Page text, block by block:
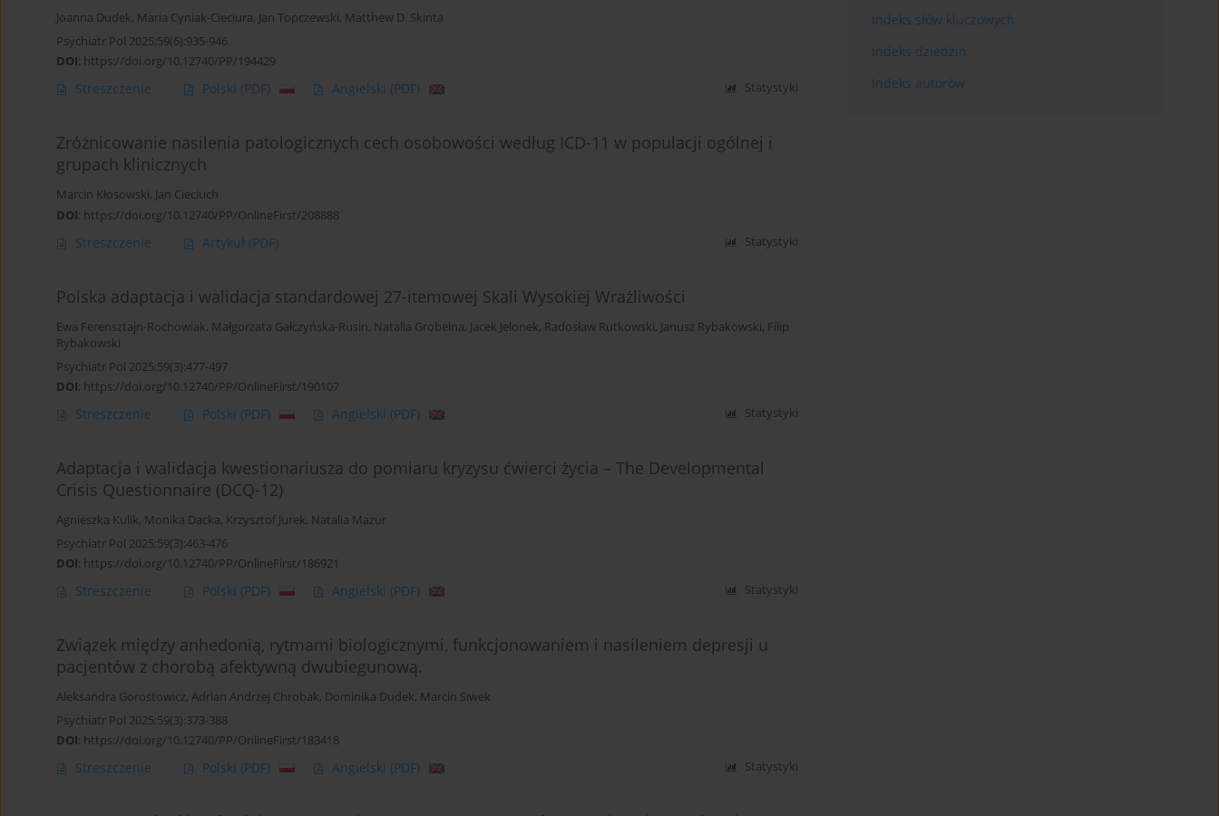
Joanna Dudek, Maria Cyniak-Cieciura, Jan Topczewski, Matthew D. Skinta
Psychiatr Pol 2025;59(6):935-946
DOI: https://doi.org/10.12740/PP/194429
Streszczenie Polski (PDF) Angielski (PDF) Statystyki
Zróżnicowanie nasilenia patologicznych cech osobowości według ICD-11 w populacji ogólnej i
grupach klinicznych
Marcin Kłosowski, Jan Cieciuch
DOI: https://doi.org/10.12740/PP/OnlineFirst/208888
Streszczenie Artykuł (PDF) Statystyki
Polska adaptacja i walidacja standardowej 27-itemowej Skali Wysokiej Wrażliwości
Ewa Ferensztajn-Rochowiak, Małgorzata Gałczyńska-Rusin, Natalia Grobelna, Jacek Jelonek, Radosław Rutkowski, Janusz Rybakowski, Filip
Rybakowski
Psychiatr Pol 2025;59(3):477-497
DOI: https://doi.org/10.12740/PP/OnlineFirst/190107
Streszczenie Polski (PDF) Angielski (PDF) Statystyki
Adaptacja i walidacja kwestionariusza do pomiaru kryzysu ćwierci życia – The Developmental
Crisis Questionnaire (DCQ-12)
Agnieszka Kulik, Monika Dacka, Krzysztof Jurek, Natalia Mazur
Psychiatr Pol 2025;59(3):463-476
DOI: https://doi.org/10.12740/PP/OnlineFirst/186921
Streszczenie Polski (PDF) Angielski (PDF) Statystyki
Związek między anhedonią, rytmami biologicznymi, funkcjonowaniem i nasileniem depresji u
pacjentów z chorobą afektywną dwubiegunową.
Aleksandra Gorostowicz, Adrian Andrzej Chrobak, Dominika Dudek, Marcin Siwek
Psychiatr Pol 2025;59(3):373-388
DOI: https://doi.org/10.12740/PP/OnlineFirst/183418
Streszczenie Polski (PDF) Angielski (PDF) Statystyki
Indeks słów kluczowych
Indeks dziedzin
Indeks autorów